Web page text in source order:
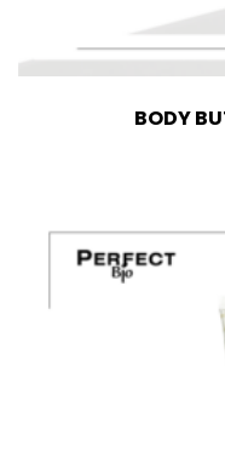
BODY